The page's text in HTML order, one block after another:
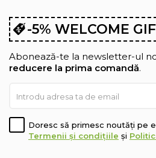
-5% WELCOME
Abonează-te la newsletter-ul
reducere la prima comandă.
Doresc să primesc noutăți pe
Termenii și condițiile și